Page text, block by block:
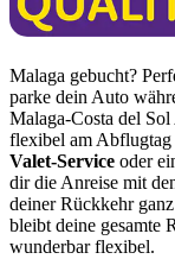
Malaga gebucht?
parke dein Auto
Malaga-Costa del
flexibel am
Valet-Service oder
dir die Anreise mit
deiner Rückkehr
bleibt deine gesamte
wunderbar flexibel.